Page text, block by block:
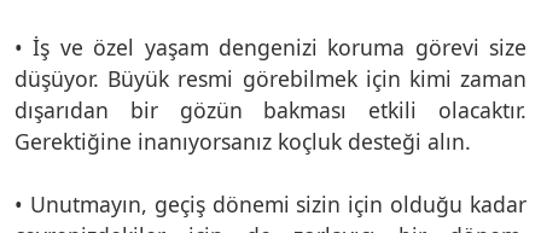
• İş ve özel yaşam dengenizi koruma görevi size
düşüyor. Büyük resmi görebilmek için kimi zaman
dışarıdan bir gözün bakması etkili olacaktır.
Gerektiğine inanıyorsanız koçluk desteği alın.
• Unutmayın, geçiş dönemi sizin için olduğu kadar